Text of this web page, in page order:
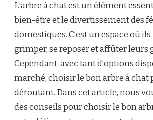
L’arbre à chat est un élément
bien-être et le divertissement des
domestiques. C’est un espace où
grimper, se reposer et affûter leurs
Cependant, avec tant d’options
marché, choisir le bon arbre à chat
déroutant. Dans cet article, nous
des conseils pour choisir le bon